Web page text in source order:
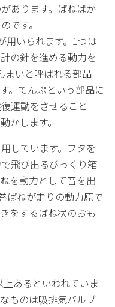
あります。ばねばか
です。
用いられます。1つは
の針を進める動力を
まいと呼ばれる部品
。てんぷという部品に
運動をさせること
かします。
しています。フタを
飛び出るびっくり箱
を動力として音を出
ばねが走りの動力原で
をするばね状のおも
あるといわれていま
ものは吸排気バルブ